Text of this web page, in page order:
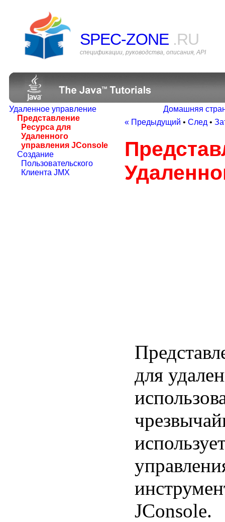
SPEC-ZONE .RU
спецификации, руководства, описания, API
Удаленное управление
Представление
Ресурса для
Удаленного
управления JConsole
Создание
Пользовательского
Клиента JMX
Домашняя
« Предыдущий • След •
для
JConsole.